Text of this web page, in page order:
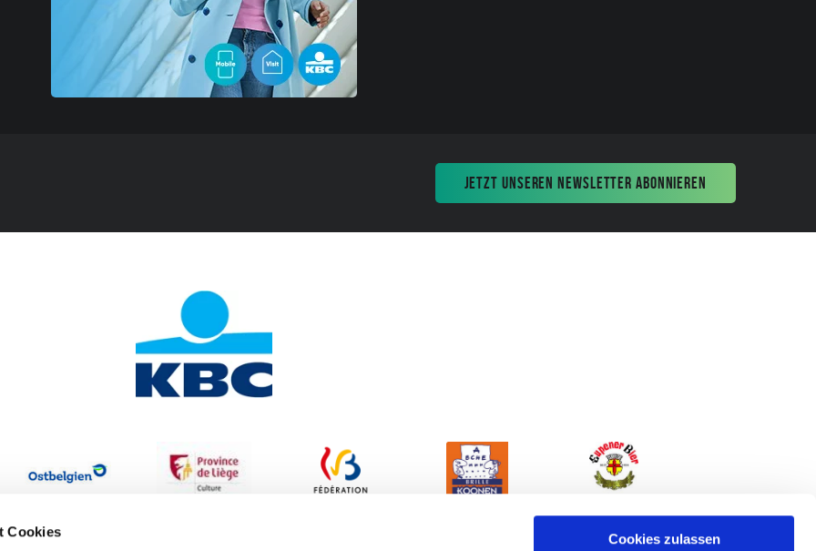
Cookies Cookies zulassen
JETZT UNSEREN NEWSLETTER ABONNIEREN